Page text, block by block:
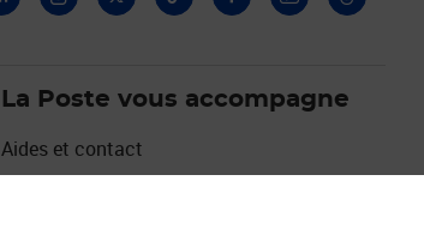
La Poste vous accompagne
Aides et contact
Les avantages de Mon Compte La Poste